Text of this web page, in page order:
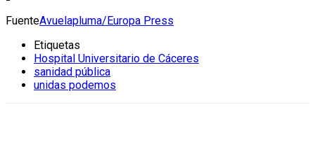
FuenteAvuelapluma/Europa Press
Etiquetas
Hospital Universitario de Cáceres
sanidad pública
unidas podemos